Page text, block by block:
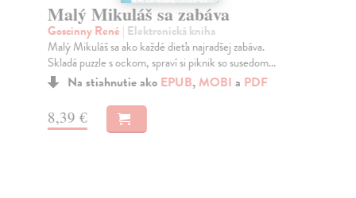
Malý Mikuláš sa zabáva
Goscinny René | Elektronická kniha
Malý Mikuláš sa ako každé dieťa najradšej zabáva.
Skladá puzzle s ockom, spraví si piknik so susedom...
Na stiahnutie ako EPUB,MOBI a PDF
8,39 €